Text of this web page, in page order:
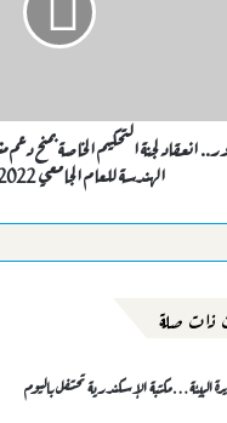
انعقاد لجنة التحكيم الخاصة بمنح
الهندسة للعام الجامعي 2022 2023
ذات صلة
البيئة…مكتبة الإسكندرية تحتفل باليوم